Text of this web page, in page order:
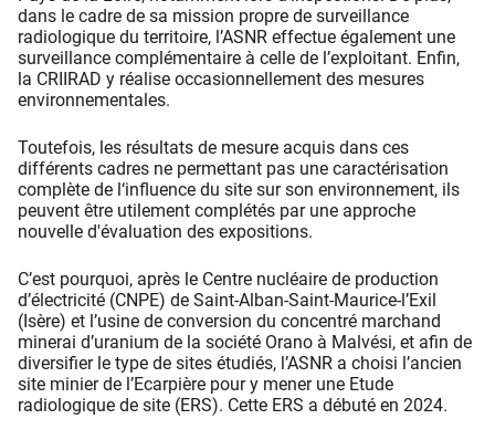
dans le cadre de sa mission propre de surveillance
radiologique du territoire, l’ASNR effectue également une
surveillance complémentaire à celle de l’exploitant. Enfin,
la CRIIRAD y réalise occasionnellement des mesures
environnementales.
Toutefois, les résultats de mesure acquis dans ces
différents cadres ne permettant pas une caractérisation
complète de l‘influence du site sur son environnement, ils
peuvent être utilement complétés par une approche
nouvelle d'évaluation des expositions.
C’est pourquoi, après le Centre nucléaire de production
d’électricité (CNPE) de Saint-Alban-Saint-Maurice-l’Exil
(Isère) et l’usine de conversion du concentré marchand
minerai d’uranium de la société Orano à Malvési, et afin de
diversifier le type de sites étudiés, l’ASNR a choisi l’ancien
site minier de l’Ecarpière pour y mener une Etude
radiologique de site (ERS). Cette ERS a débuté en 2024.